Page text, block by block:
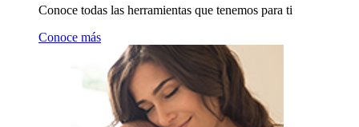
Conoce todas las herramientas que tenemos para ti
Conoce más